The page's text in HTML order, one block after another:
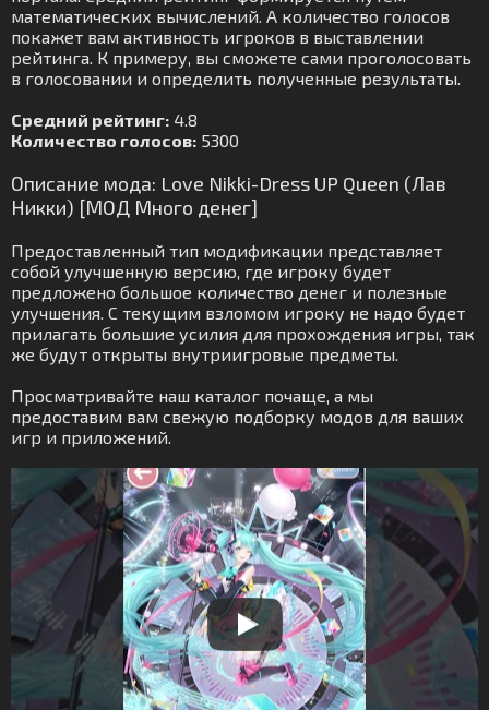
математических вычислений. А количество голосов
покажет вам активность игроков в выставлении
рейтинга. К примеру, вы сможете сами проголосовать
в голосовании и определить полученные результаты.
Средний рейтинг: 4.8
Количество голосов: 5300
Описание мода: Love Nikki-Dress UP Queen (Лав
Никки) [МОД Много денег]
Предоставленный тип модификации представляет
собой улучшенную версию, где игроку будет
предложено большое количество денег и полезные
улучшения. С текущим взломом игроку не надо будет
прилагать большие усилия для прохождения игры, так
же будут открыты внутриигровые предметы.
Просматривайте наш каталог почаще, а мы
предоставим вам свежую подборку модов для ваших
игр и приложений.